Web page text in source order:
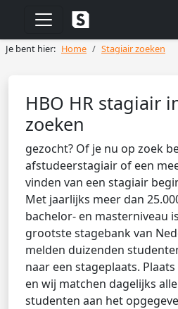
Je bent hier: Home Stagiair zoeken
HBO HR stagiair
zoeken
gezocht? Of je nu op zoek
afstudeerstagiair of een
vinden van een stagiair
Met jaarlijks meer dan
bachelor- en masterniveau
grootste stagebank van
melden duizenden
naar een stageplaats.
en wij matchen dagelijks
studenten aan het